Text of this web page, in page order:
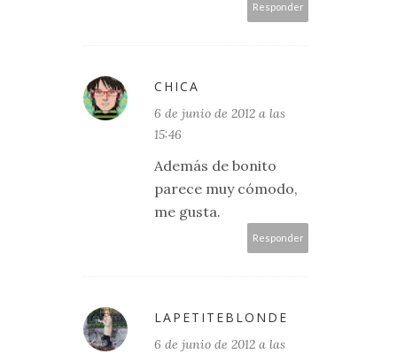
Responder
CHICA
6 de junio de 2012 a las
15:46
Además de bonito
parece muy cómodo,
me gusta.
Responder
LAPETITEBLONDE
6 de junio de 2012 a las